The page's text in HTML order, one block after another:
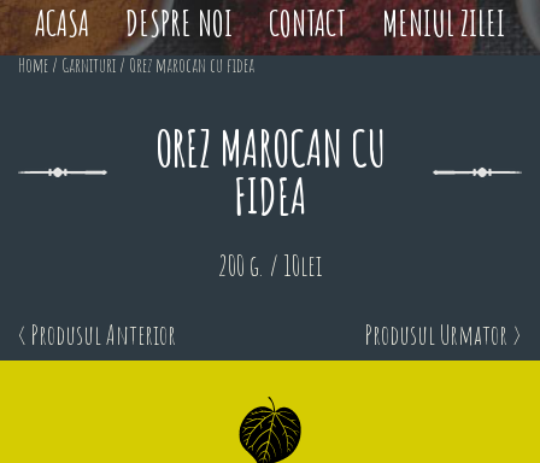
ACASA DESPRE NOI CONTACT MENIUL ZILEI
Home / Garnituri / Orez marocan cu fidea
OREZ MAROCAN CU
FIDEA
200 g. / 10lei
< Produsul Anterior Produsul Urmator >